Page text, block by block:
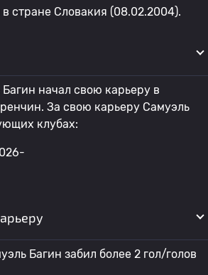
стране Словакия (08.02.2004).
начал свою карьеру в
За свою карьеру Самуэль
клубах:
Багин забил более 2 гол/голов